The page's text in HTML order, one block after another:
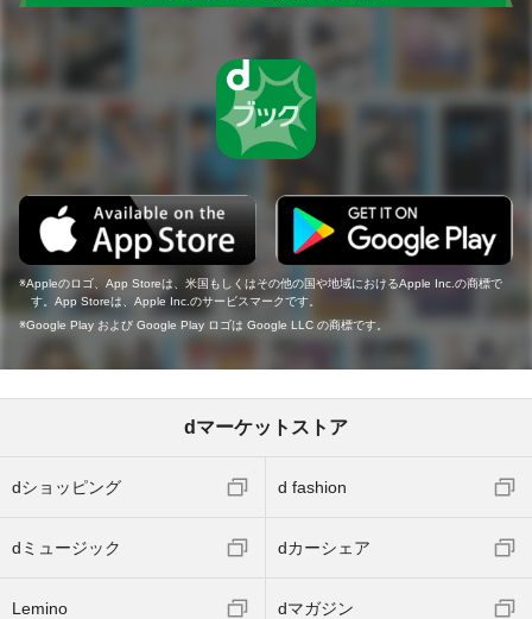
Appleのロゴ、App Storeは、米国もしくはその他の国や地域におけるApple Inc.の商標で
す。App Storeは、Apple Inc.のサービスマークです。
Google Play および Google Play ロゴは Google LLC の商標です。
dマーケットストア
dショッピング d fashion
dミュージック dカーシェア
Lemino dマガジン